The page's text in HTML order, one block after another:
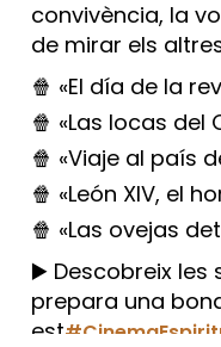
convivència, la
de mirar els
🍿 «El día de la
🍿 «Las locas del
🍿 «Viaje al país
🍿 «León XIV, el
🍿 «Las ovejas
▶️ Descobreix les
prepara una
est